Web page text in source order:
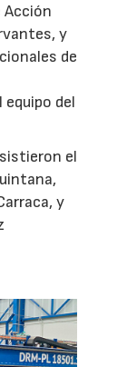
Acción
y
de
del
el
y